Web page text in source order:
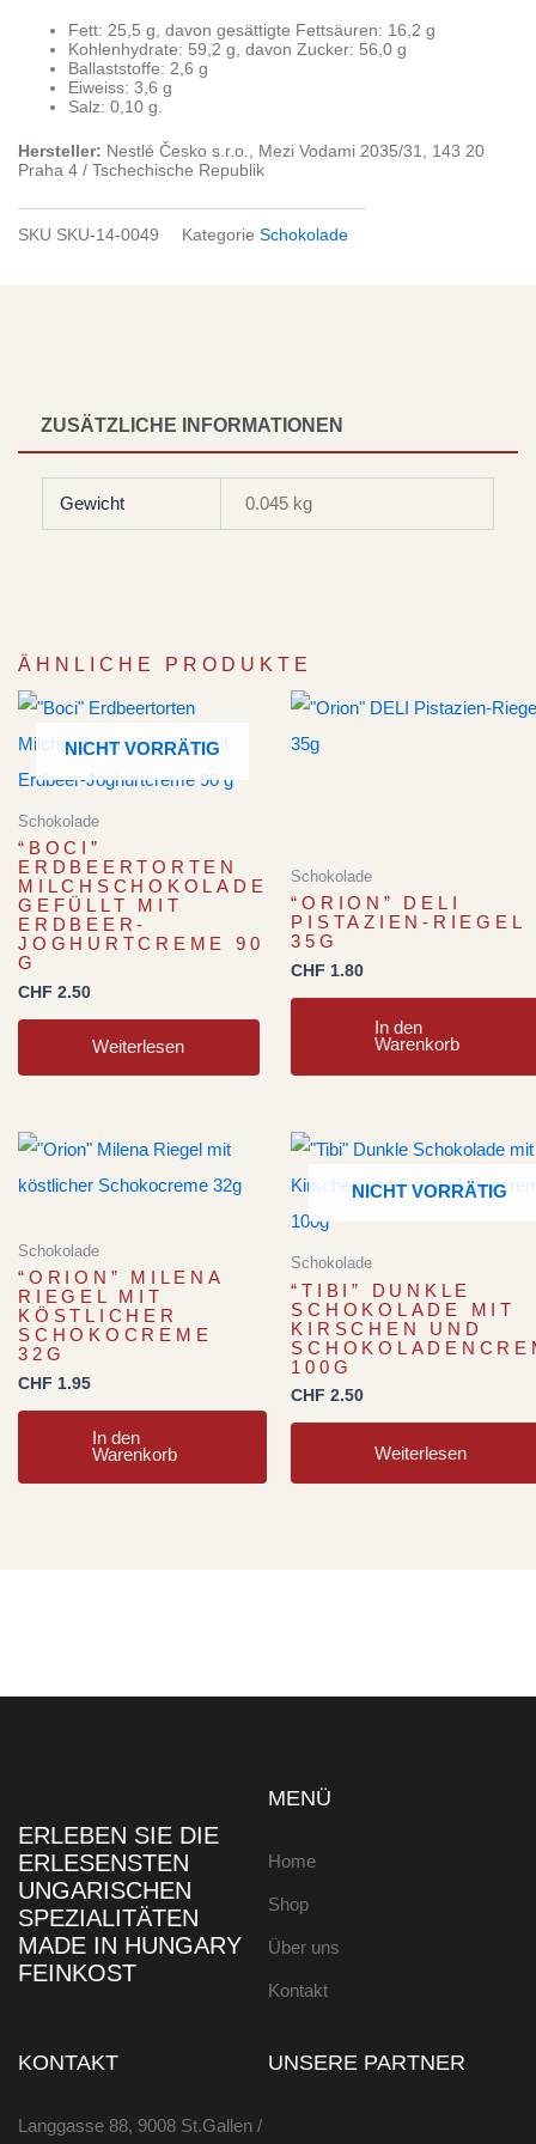
Fett: 25,5 g, davon gesättigte Fettsäuren: 16,2 g
Kohlenhydrate: 59,2 g, davon Zucker: 56,0 g
Ballaststoffe: 2,6 g
Eiweiss: 3,6 g
Salz: 0,10 g.
Hersteller: Nestlé Česko s.r.o., Mezi Vodami 2035/31, 143 20
Praha 4 / Tschechische Republik
SKU SKU-14-0049 Kategorie Schokolade
ZUSÄTZLICHE INFORMATIONEN
Gewicht 0.045 kg
ÄHNLICHE PRODUKTE
NICHT VORRÄTIG
Schokolade
“BOCI”
ERDBEERTORTEN
MILCHSCHOKOLADE
GEFÜLLT MIT
ERDBEER-
JOGHURTCREME 90
G
CHF 2.50
Weiterlesen
Schokolade
“ORION” DELI
PISTAZIEN-RIEGEL
35G
CHF 1.80
In den
Warenkorb
Schokolade
“ORION” MILENA
RIEGEL MIT
KÖSTLICHER
SCHOKOCREME
32G
CHF 1.95
In den
Warenkorb
NICHT VORRÄTIG
Schokolade
“TIBI” DUNKLE
SCHOKOLADE MIT
KIRSCHEN UND
100G
CHF 2.50
Weiterlesen
ERLEBEN SIE DIE
ERLESENSTEN
UNGARISCHEN
SPEZIALITÄTEN
MADE IN HUNGARY
FEINKOST
MENÜ
Home
Shop
Über uns
Kontakt
KONTAKT
Langgasse 88, 9008 St.Gallen /
UNSERE PARTNER